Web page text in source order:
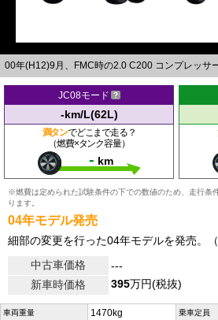
00年(H12)9月、FMC時の2.0 C200 コンプレッサ
JC08モード
-km/L(62L)
満タンでどこまで走る？
（燃費×タンク容量）
- km
※燃費は定められた試験条件の下での数値のため、走行条
ります。
04年モデル発売
細部の変更を行った04年モデルを発売。（
中古車価格
---
新車時価格
395万円(税抜)
車両重量 1470kg 乗車定員